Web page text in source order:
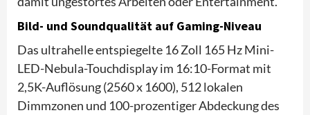
Bild- und Soundqualität auf Gaming-Niveau
Das ultrahelle entspiegelte 16 Zoll 165 Hz Mini-
LED-Nebula-Touchdisplay im 16:10-Format mit
2,5K-Auflösung (2560 x 1600), 512 lokalen
Dimmzonen und 100-prozentiger Abdeckung des